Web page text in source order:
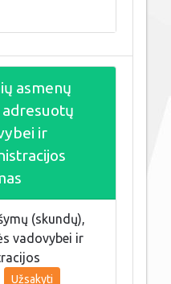
asmenų
ir
(skundų),
vadovybei ir
Užsakyti